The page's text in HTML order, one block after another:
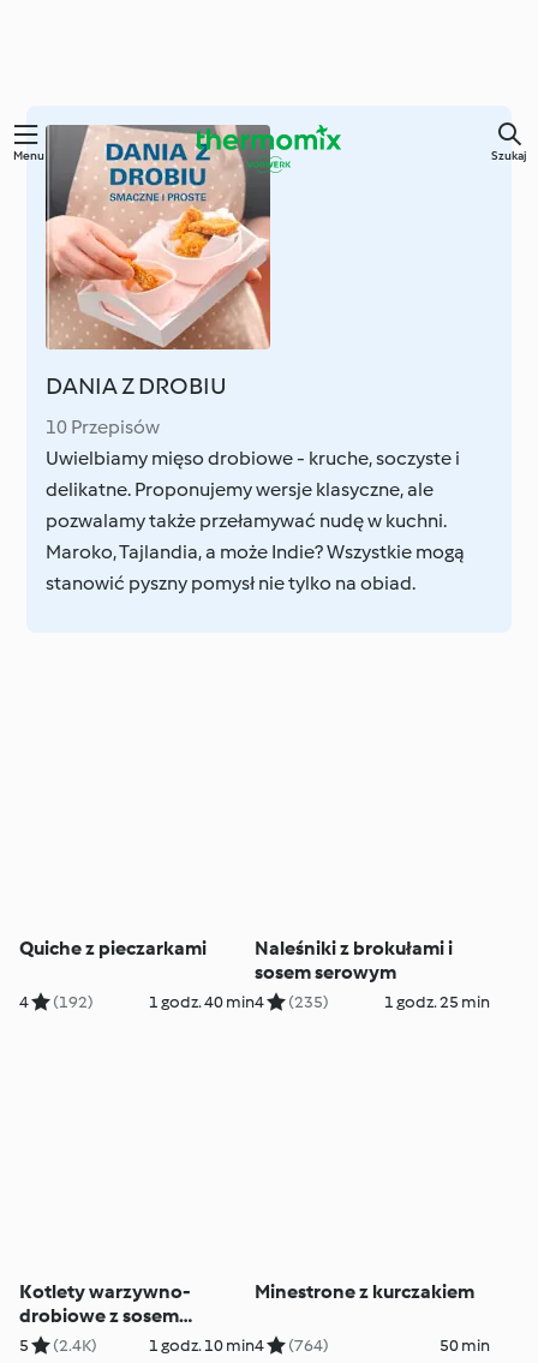
Przejdź
głównej
treści
Menu Szukaj
DANIA Z DROBIU
10 Przepisów
Uwielbiamy mięso drobiowe - kruche, soczyste i
delikatne. Proponujemy wersje klasyczne, ale
pozwalamy także przełamywać nudę w kuchni.
Maroko, Tajlandia, a może Indie? Wszystkie mogą
stanowić pyszny pomysł nie tylko na obiad.
Quiche z pieczarkami
4 (192) 1 godz. 40 min
Naleśniki z brokułami i
sosem serowym
4 (235) 1 godz. 25 min
Kotlety warzywno-
drobiowe z sosem
koperkowym
5 (2.4K) 1 godz. 10 min
Minestrone z kurczakiem
4 (764) 50 min